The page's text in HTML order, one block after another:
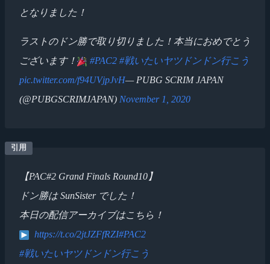
となりました！
ラストのドン勝で取り切りました！本当におめでとう
ございます！
#PAC2 #戦いたいヤツドンドン行こう
pic.twitter.com/f94UVjpJvH— PUBG SCRIM JAPAN
(@PUBGSCRIMJAPAN) November 1, 2020
【PAC#2 Grand Finals Round10】
ドン勝は SunSister でした！
本日の配信アーカイブはこちら！
https://t.co/2jtJZFfRZI#PAC2
#戦いたいヤツドンドン行こう